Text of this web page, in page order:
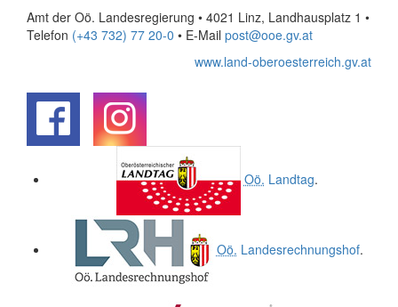
Amt der Oö. Landesregierung • 4021 Linz, Landhausplatz 1 •
Telefon (+43 732) 77 20-0 • E-Mail post@ooe.gv.at
www.land-oberoesterreich.gv.at
Oö. Landtag.
Oö. Landesrechnungshof.